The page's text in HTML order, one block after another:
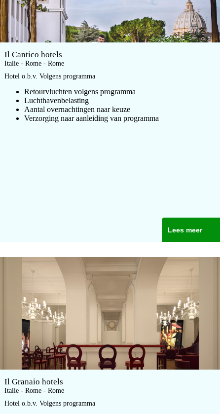
Il Cantico hotels
Italie - Rome - Rome
Hotel o.b.v. Volgens programma
Retourvluchten volgens programma
Luchthavenbelasting
Aantal overnachtingen naar keuze
Verzorging naar aanleiding van programma
Lees meer
Il Granaio hotels
Italie - Rome - Rome
Hotel o.b.v. Volgens programma